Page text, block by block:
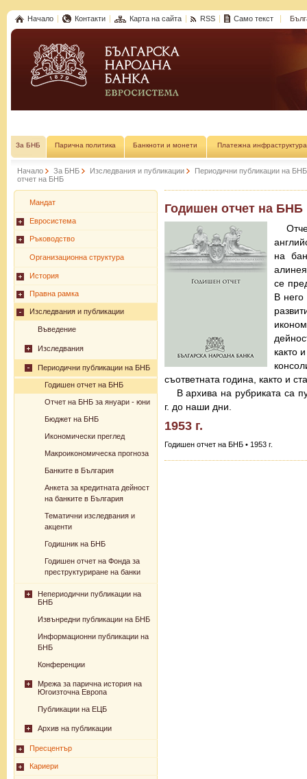
Начало Контакти Карта на сайта RSS Само текст
За БНБ Парична политика Банкноти и монети Платежна инфраструктура
Начало За БНБ Изследвания и публикации
Периодични публикации на БНБ
отчет на БНБ
Мандат
Евросистема
Ръководство
Организационна структура
История
Правна рамка
Изследвания и публикации
Въведение
Изследвания
Периодични публикации на БНБ
Годишен отчет на БНБ
Отчет на БНБ за януари - юни
Бюджет на БНБ
Икономически преглед
Макроикономическа прогноза
Банките в България
Анкета за кредитната дейност
на банките в България
Тематични изследвания и
акценти
Годишник на БНБ
Годишен отчет на Фонда за
преструктуриране на банки
Непериодични публикации на
БНБ
Извънредни публикации на БНБ
Информационни публикации на
БНБ
Конференции
Мрежа за парична история на
Югоизточна Европа
Публикации на ЕЦБ
Архив на публикации
Пресцентър
Кариери
Годишен отчет на БНБ
на
се
В
както
съответната година, както и
В архива на рубриката са
г. до наши дни.
1953 г.
Годишен отчет на БНБ • 1953 г.